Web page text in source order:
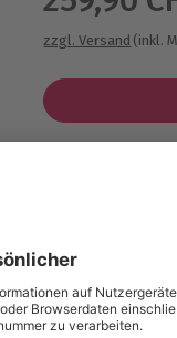
zzgl. Versand (inkl.
Immer das
Große
Über 9.000
Erlebnisse.
Volle